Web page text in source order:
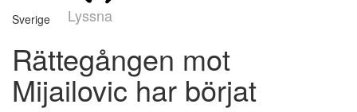
Lyssna
Sverige
Rättegången mot
Mijailovic har börjat